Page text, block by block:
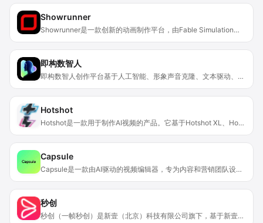
Showrunner
Showrunner是一款创新的动画制作平台，由Fable Simulation支持，可基于模拟技术制作动画。其重要性在于大幅降低动画制作门槛，让用户轻松创作。优点包括操作简单，只需输入提示；依托模拟技术，故事丰富；有多样艺术风格，可自由定制。该平台现处于Alpha测试阶段，100,000人的等待列表使其早期访问名额有限。产品定位是为动画创作者提供便捷创新的创作工具。目前暂未提及价格信息。
即构数智人
即构数智人创作平台基于人工智能、形象声音克隆、文本驱动、语音驱动和云计算技术。重要性在于利用先进技术革新了短视频制作流程。主要优点包括降低内容生产门槛，用户能通过平台工具轻松创作短视频，无需复杂的专业技能。产品背景是随着短视频市场的繁荣以及人工智能技术的发展应运而生。价格情况未提及。该平台定位为面向广大创作者的高效短视频制作平台，旨在让更多人能轻松制作出优质的短视频内容。
Hotshot
Hotshot是一款用于制作AI视频的产品。它基于Hotshot XL、Hotshot Act One和Hotshot这3个视频基础模型，能够根据用户输入的文本描述生成相应的视频，为视频创作带来了新的方式。其重要性在于降低了视频创作门槛，使得没有专业视频制作技能的用户也能轻松制作出富有创意的视频。主要优点包括操作便捷、生成速度快、创意性强等。该产品曾独立运营，后来被xAI收购。目前平台将于2025年3月14日停止新视频创建，现有用户需在3月30日前下载已创作的视频。文档未提及产品价格信息。产品定位为帮助用户将想象转化为视频，满足用户在娱乐、社交等方面的视频创作需求。
Capsule
Capsule是一款由AI驱动的视频编辑器，专为内容和营销团队设计。其重要性在于能极大提升视频创作的效率与质量。主要优点包括：10倍速创建视频，让创作效率显著提升；支持无缝协作，使团队成员能高效沟通合作；通过运动设计系统确保品牌一致性。产品背景方面，它获得了顶级AI和未来工作投资者的支持。价格方面提供免费注册，也可获取演示和查看定价信息。定位是服务企业团队，不仅面向专业编辑人员，让每个员工都能成为视频创作者。
秒创
秒创（一帧秒创）是新壹（北京）科技有限公司旗下，基于新壹视频大模型及秒创AIGC智能引擎的内容生成平台。它为创作者和机构提供涵盖文字续写、文字转语音、文生图、AI成片、数字人等创作服务。通过对文案、素材、语音合成、字幕等进行智能分析，能实现零门槛创作视频，全面提升内容创作效率。其价格方面，有多种会员套餐可供选择，如1个月9800元、3个月16800元、1年56800元等，还有不同的积分和时长包规则。该产品定位为一站式的智能内容创作平台，服务于企业及自媒体等不同类型的内容创作者。